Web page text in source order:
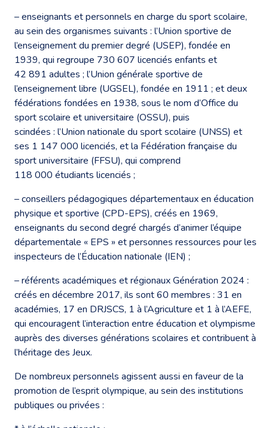
– enseignants et personnels en charge du sport scolaire,
au sein des organismes suivants : l’Union sportive de
l’enseignement du premier degré (USEP), fondée en
1939, qui regroupe 730 607 licenciés enfants et
42 891 adultes ; l’Union générale sportive de
l’enseignement libre (UGSEL), fondée en 1911 ; et deux
fédérations fondées en 1938, sous le nom d’Office du
sport scolaire et universitaire (OSSU), puis
scindées : l’Union nationale du sport scolaire (UNSS) et
ses 1 147 000 licenciés, et la Fédération française du
sport universitaire (FFSU), qui comprend
118 000 étudiants licenciés ;
– conseillers pédagogiques départementaux en éducation
physique et sportive (CPD-EPS), créés en 1969,
enseignants du second degré chargés d’animer l’équipe
départementale « EPS » et personnes ressources pour les
inspecteurs de l’Éducation nationale (IEN) ;
– référents académiques et régionaux Génération 2024 :
créés en décembre 2017, ils sont 60 membres : 31 en
académies, 17 en DRJSCS, 1 à l’Agriculture et 1 à l’AEFE,
qui encouragent l’interaction entre éducation et olympisme
auprès des diverses générations scolaires et contribuent à
l’héritage des Jeux.
De nombreux personnels agissent aussi en faveur de la
promotion de l’esprit olympique, au sein des institutions
publiques ou privées :